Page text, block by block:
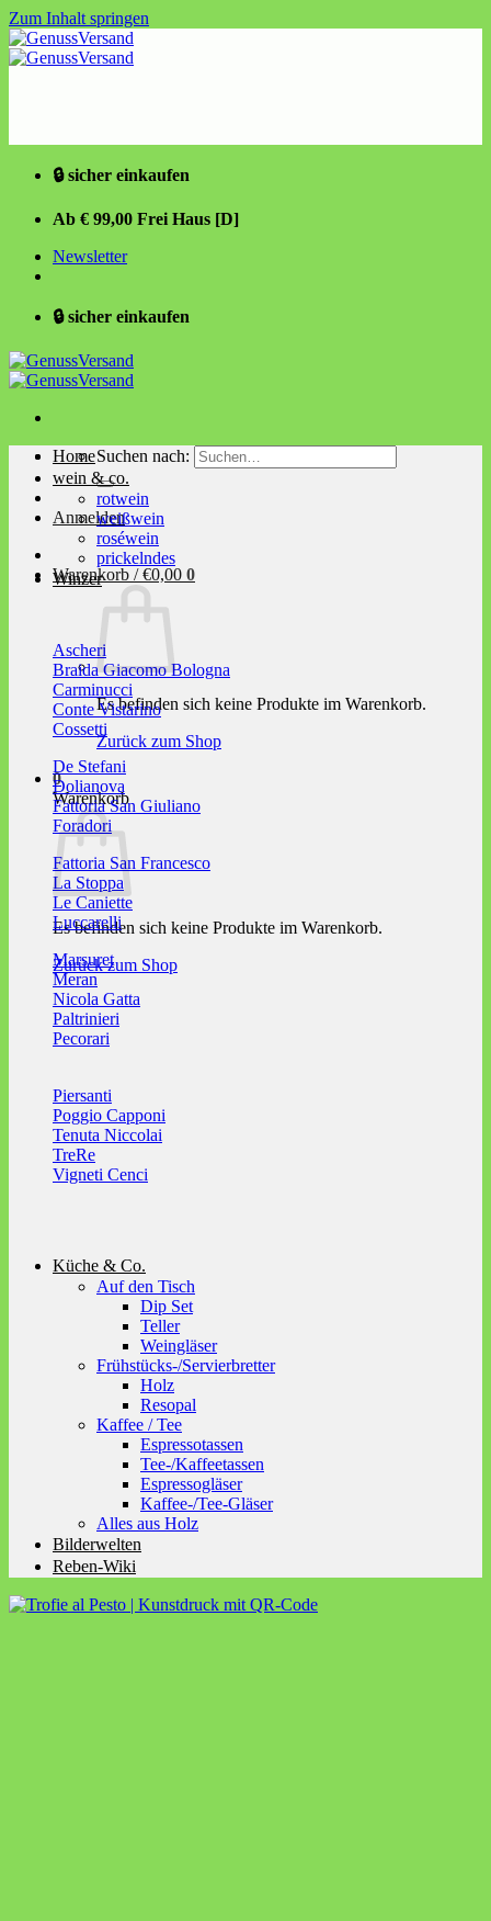
Zum Inhalt springen
🔒 sicher einkaufen
Ab € 99,00 Frei Haus [D]
Newsletter
🔒 sicher einkaufen
Suchen nach:
Anmelden
Warenkorb /€0,00 0
Es befinden sich keine Produkte im Warenkorb.
Zurück zum Shop
0
Warenkorb
Es befinden sich keine Produkte im Warenkorb.
Zurück zum Shop
Home
wein & co.
rotwein
weißwein
roséwein
prickelndes
Winzer
Ascheri
Braida Giacomo Bologna
Carminucci
Conte Vistarino
Cossetti
De Stefani
Dolianova
Fattoria San Giuliano
Foradori
Fattoria San Francesco
La Stoppa
Le Caniette
Luccarelli
Marsuret
Meran
Nicola Gatta
Paltrinieri
Pecorari
Piersanti
Poggio Capponi
Tenuta Niccolai
TreRe
Vigneti Cenci
Küche & Co.
Auf den Tisch
Dip Set
Teller
Weingläser
Frühstücks-/Servierbretter
Holz
Resopal
Kaffee / Tee
Espressotassen
Tee-/Kaffeetassen
Espressogläser
Kaffee-/Tee-Gläser
Alles aus Holz
Bilderwelten
Reben-Wiki